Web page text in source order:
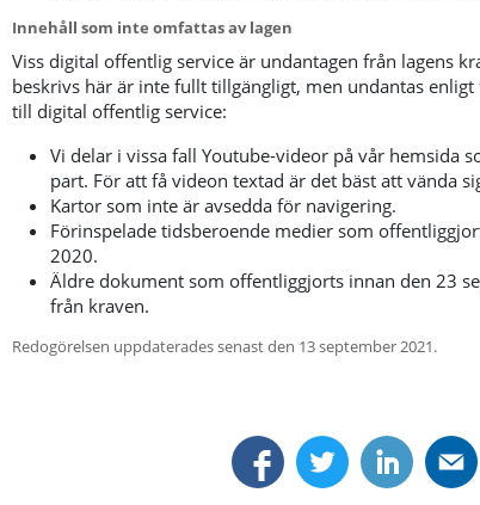
Innehåll som inte omfattas av lagen
Viss digital offentlig service är undantagen från lagens
beskrivs här är inte fullt tillgängligt, men undantas
till digital offentlig service:
Vi delar i vissa fall Youtube-videor på vår hemsida
part. För att få videon textad är det bäst att vända
Kartor som inte är avsedda för navigering.
Förinspelade tidsberoende medier som
2020.
Äldre dokument som offentliggjorts innan den 23
från kraven.
Redogörelsen uppdaterades senast den 13 september 2021.